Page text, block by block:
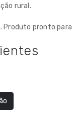
rural.
Produto pronto para